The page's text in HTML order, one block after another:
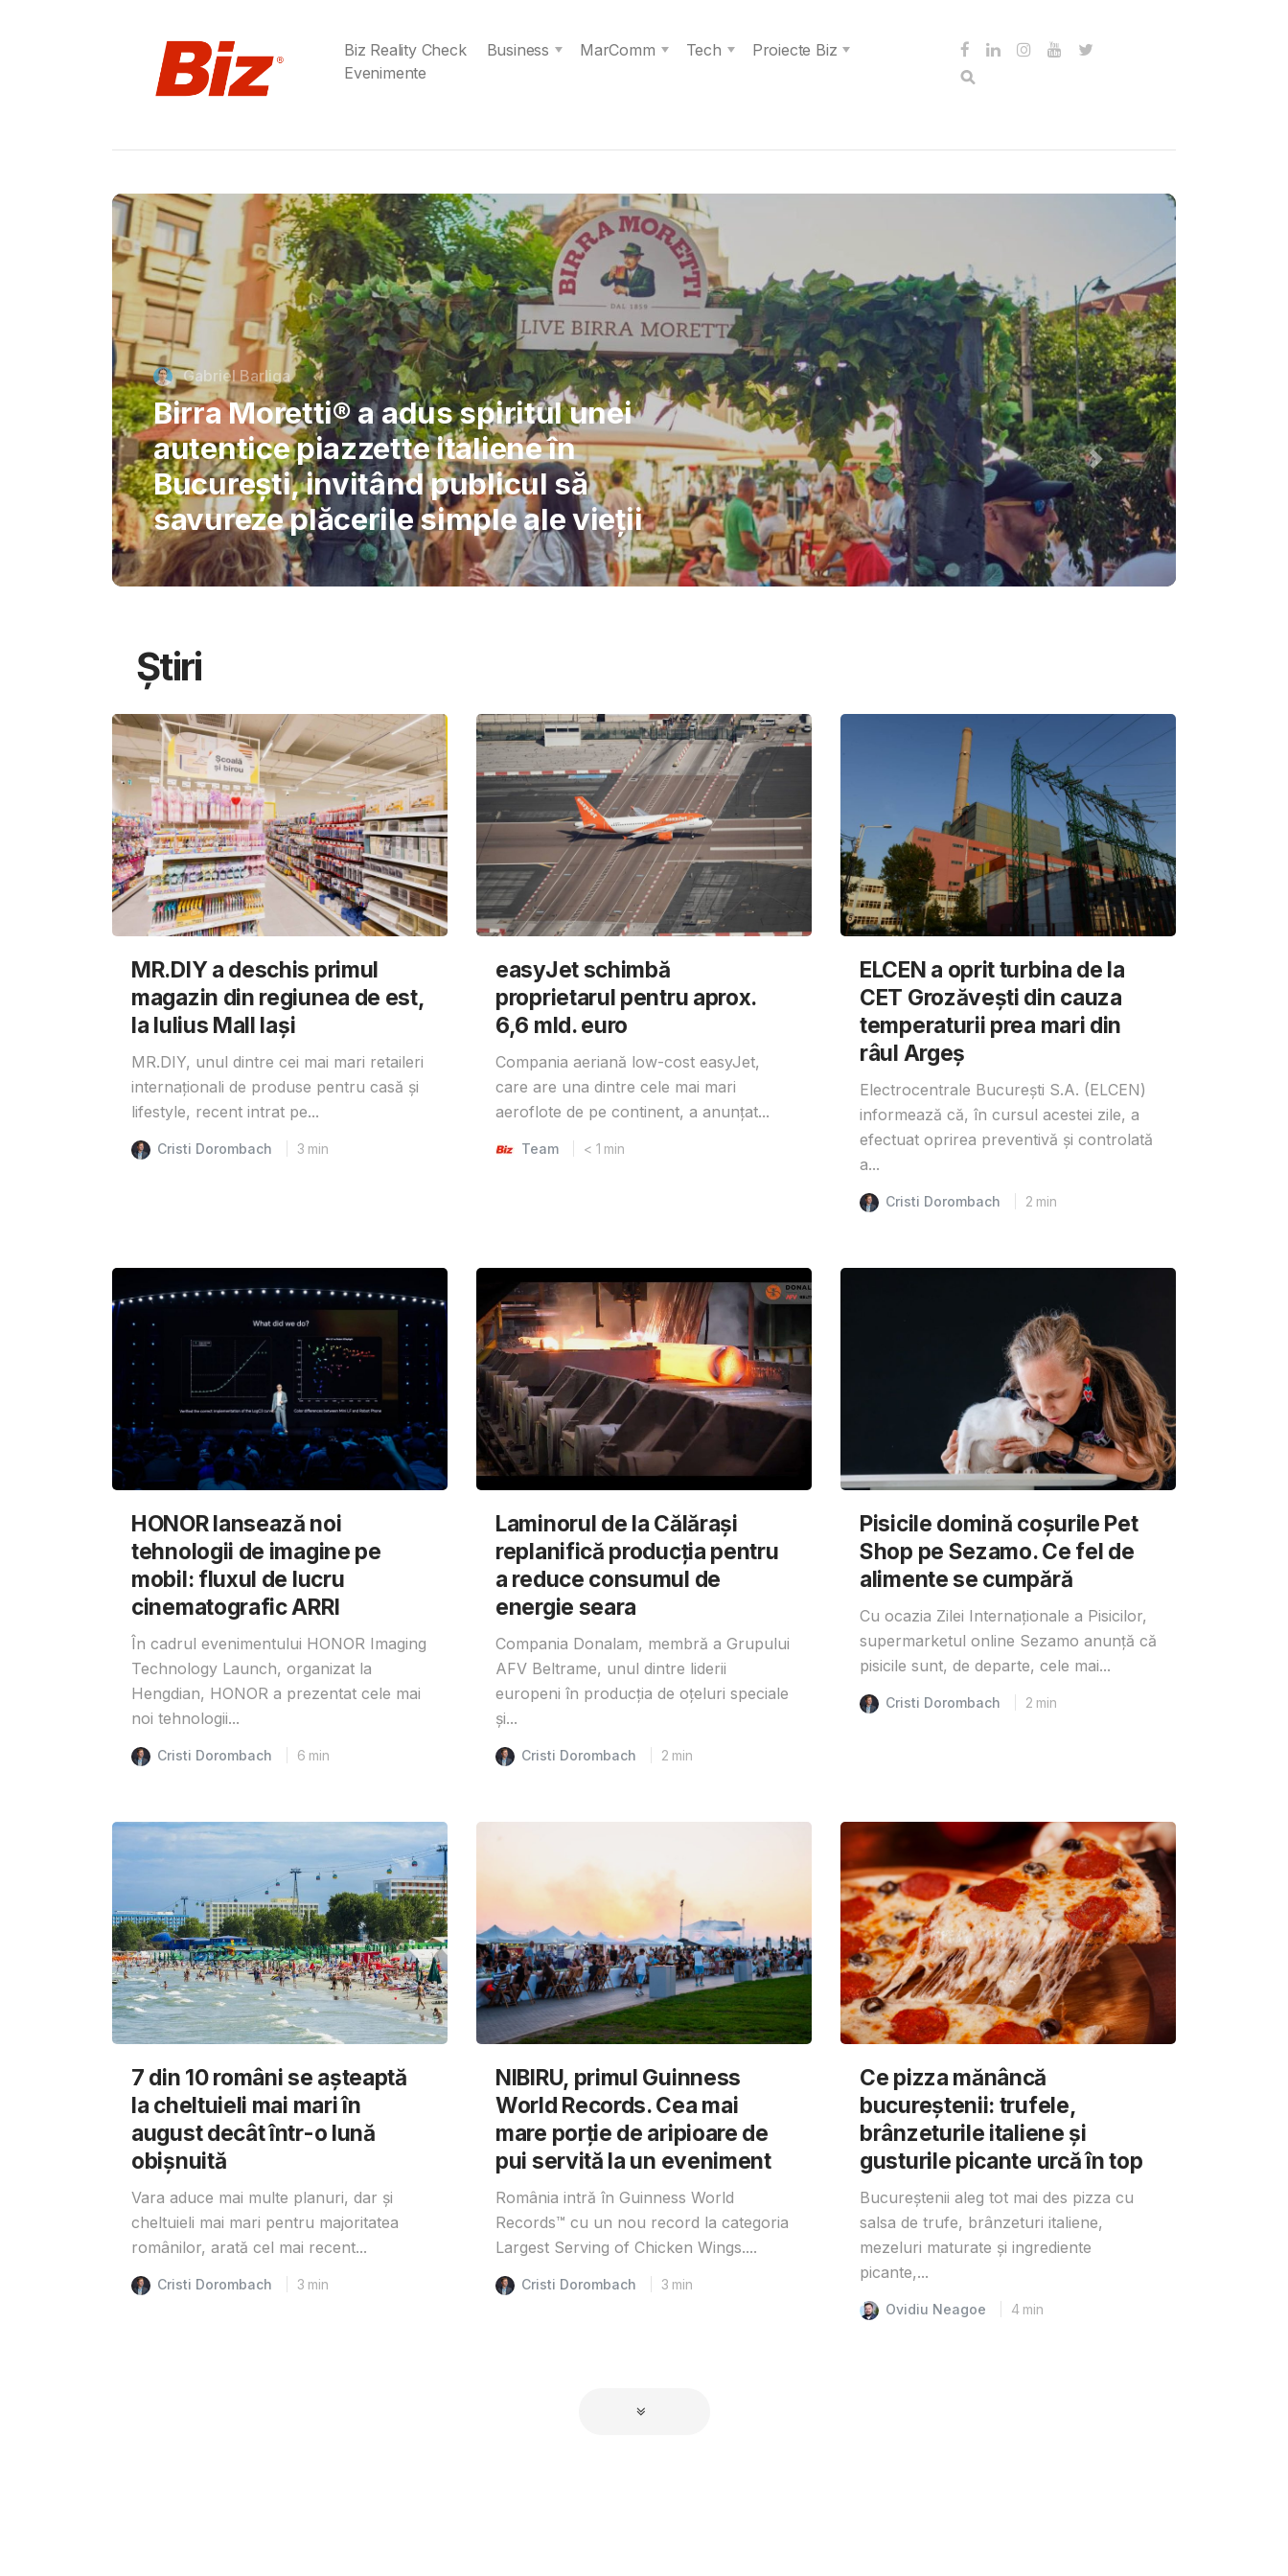
Biz Reality Check Business MarComm Tech
Proiecte Biz
Evenimente
Cristi Dorombach
Richard Joannides, Verita
International School: Școlile nu pot
permite AI-ului să înlocuiască
gândirea elevilor
Știri
MR.DIY a deschis primul
magazin din regiunea de est,
la Iulius Mall Iași
MR.DIY, unul dintre cei mai mari retaileri
internaționali de produse pentru casă și
lifestyle, recent intrat pe...
Cristi Dorombach 3 min
easyJet schimbă
proprietarul pentru aprox.
6,6 mld. euro
Compania aeriană low-cost easyJet,
care are una dintre cele mai mari
aeroflote de pe continent, a anunțat...
Team < 1 min
ELCEN a oprit turbina de la
CET Grozăvești din cauza
temperaturii prea mari din
râul Argeș
Electrocentrale București S.A. (ELCEN)
informează că, în cursul acestei zile, a
efectuat oprirea preventivă și controlată
a...
Cristi Dorombach 2 min
HONOR lansează noi
tehnologii de imagine pe
mobil: fluxul de lucru
cinematografic ARRI
În cadrul evenimentului HONOR Imaging
Technology Launch, organizat la
Hengdian, HONOR a prezentat cele mai
noi tehnologii...
Cristi Dorombach 6 min
Laminorul de la Călărași
replanifică producția pentru
a reduce consumul de
energie seara
Compania Donalam, membră a Grupului
AFV Beltrame, unul dintre liderii
europeni în producția de oțeluri speciale
și...
Cristi Dorombach 2 min
Pisicile domină coșurile Pet
Shop pe Sezamo. Ce fel de
alimente se cumpără
Cu ocazia Zilei Internaționale a Pisicilor,
supermarketul online Sezamo anunță că
pisicile sunt, de departe, cele mai...
Cristi Dorombach 2 min
7 din 10 români se așteaptă
la cheltuieli mai mari în
august decât într-o lună
obișnuită
Vara aduce mai multe planuri, dar și
cheltuieli mai mari pentru majoritatea
românilor, arată cel mai recent...
Cristi Dorombach 3 min
NIBIRU, primul Guinness
World Records. Cea mai
mare porție de aripioare de
pui servită la un eveniment
România intră în Guinness World
Records™️ cu un nou record la categoria
Largest Serving of Chicken Wings....
Cristi Dorombach 3 min
Ce pizza mănâncă
bucureștenii: trufele,
brânzeturile italiene și
gusturile picante urcă în top
Bucureștenii aleg tot mai des pizza cu
salsa de trufe, brânzeturi italiene,
mezeluri maturate și ingrediente
picante,...
Ovidiu Neagoe 4 min